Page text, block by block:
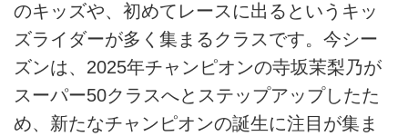
のキッズや、初めてレースに出るというキッ
ズライダーが多く集まるクラスです。今シー
ズンは、2025年チャンピオンの寺坂茉梨乃が
スーパー50クラスへとステップアップしたた
め、新たなチャンピオンの誕生に注目が集ま